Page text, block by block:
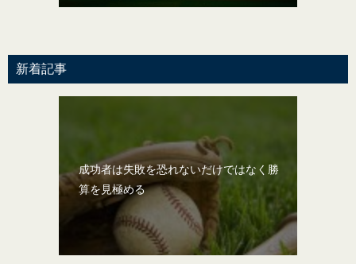
新着記事
成功者は失敗を恐れないだけではなく勝
算を見極める